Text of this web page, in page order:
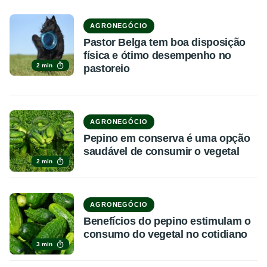
2 min
AGRONEGÓCIO
Pastor Belga tem boa disposição
física e ótimo desempenho no
pastoreio
2 min
AGRONEGÓCIO
Pepino em conserva é uma opção
saudável de consumir o vegetal
3 min
AGRONEGÓCIO
Benefícios do pepino estimulam o
consumo do vegetal no cotidiano